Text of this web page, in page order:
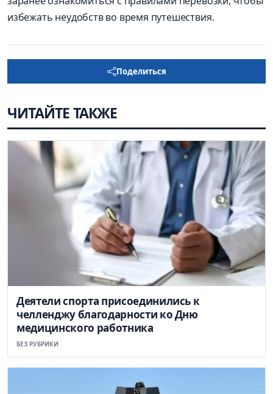
избежать неудобств во время путешествия.
Поделиться
ЧИТАЙТЕ ТАКЖЕ
Деятели спорта присоединились к
челленджу благодарности ко Дню
медицинского работника
БЕЗ РУБРИКИ